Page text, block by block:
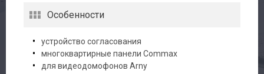
Контакты
Особенности
устройство согласования
многоквартирные панели Commax
для видеодомофонов Arny